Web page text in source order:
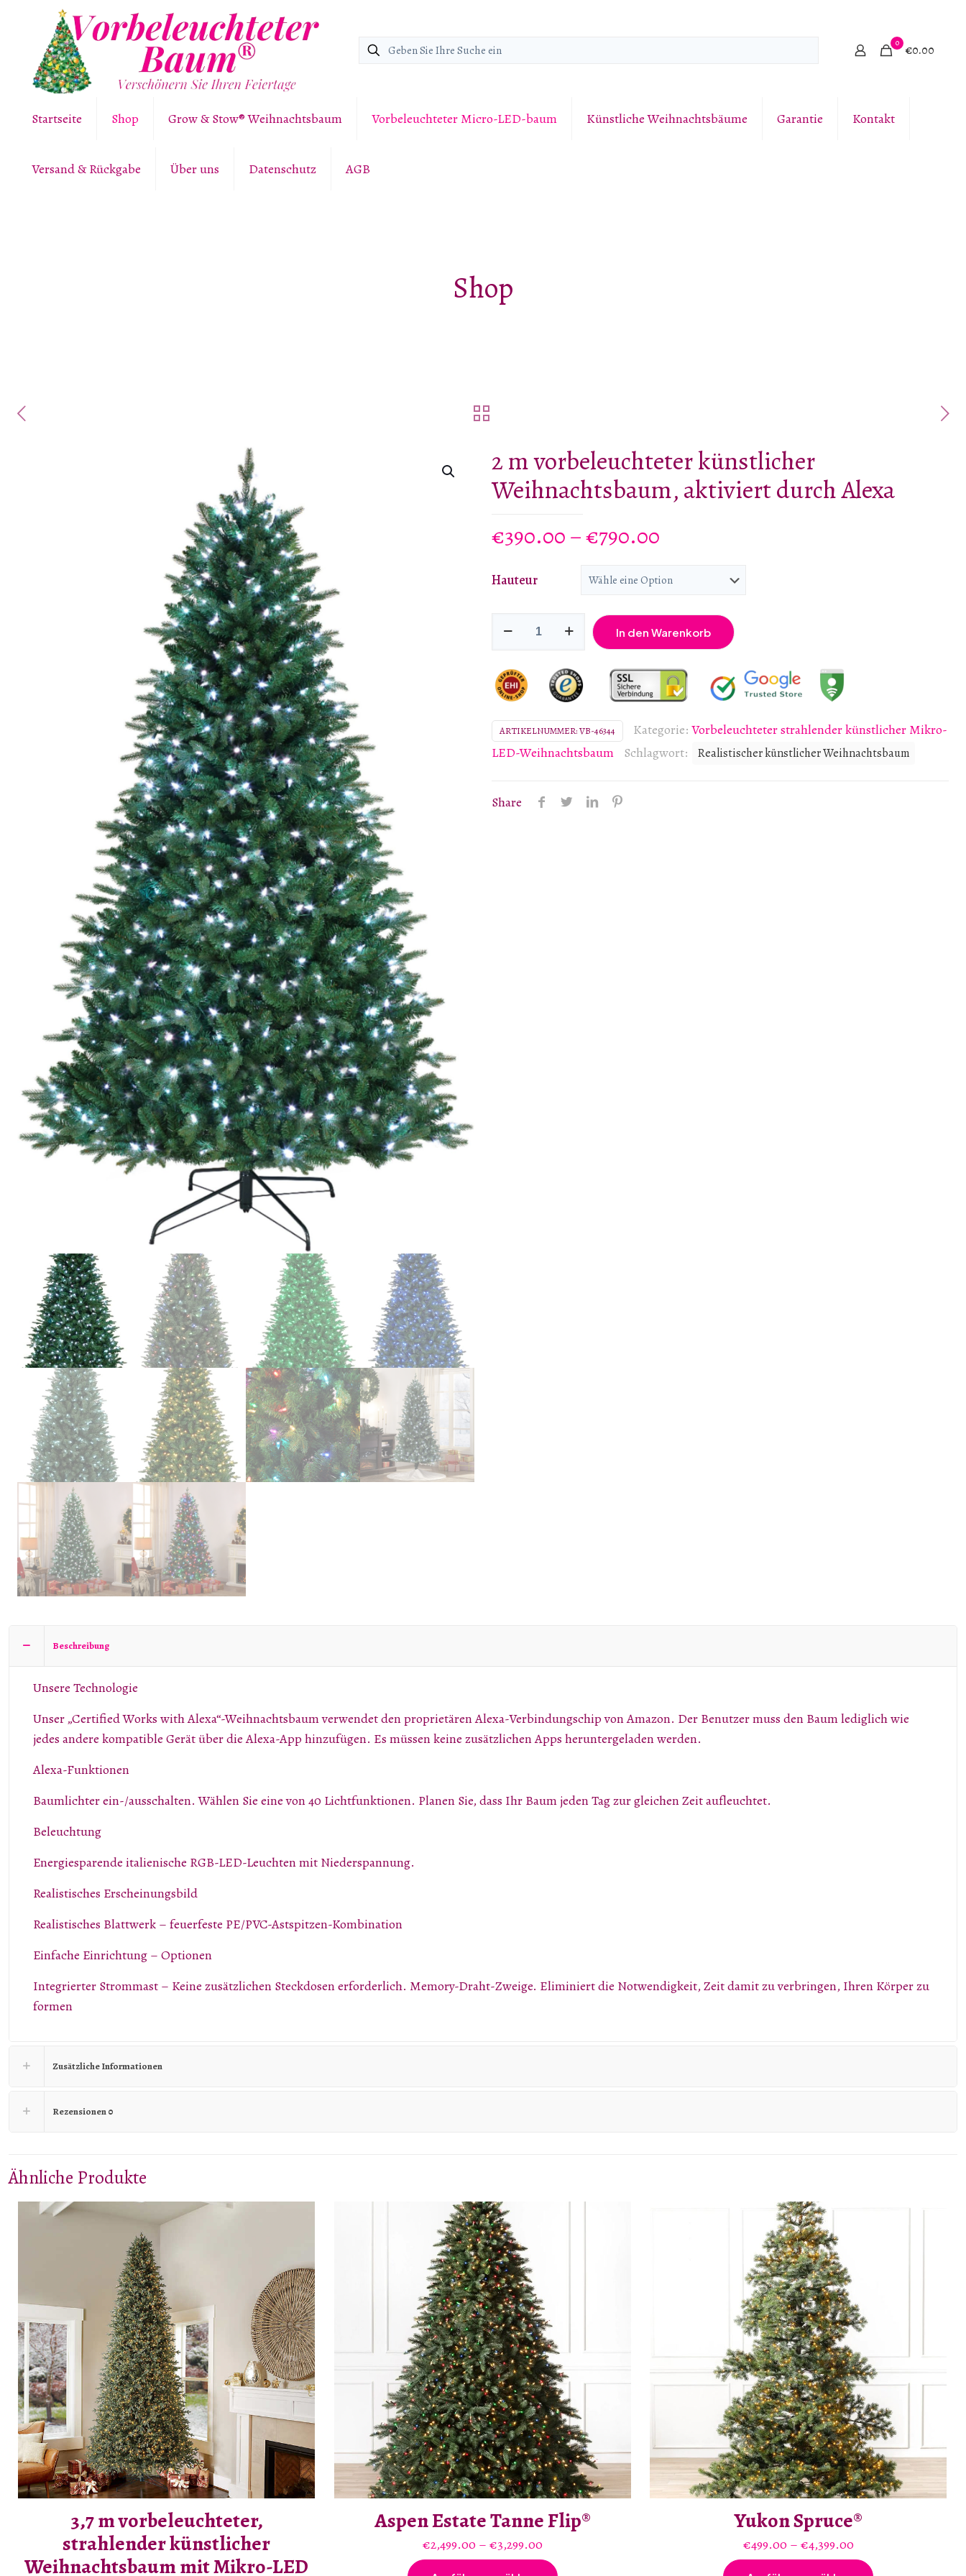
0 €0.00
Startseite Shop Grow & Stow® Weihnachtsbaum Vorbeleuchteter Micro-LED-baum Künstliche Weihnachtsbäume Garantie Kontakt
Versand & Rückgabe Über uns Datenschutz AGB
Shop
2 m vorbeleuchteter künstlicher
Weihnachtsbaum, aktiviert durch Alexa
€390.00 –€790.00
bis
Hauteur
künstlicher
Weihnachtsbaum,
aktiviert
durch
Alexa
In den Warenkorb
ARTIKELNUMMER:VB-46344 Kategorie: Vorbeleuchteter strahlender künstlicher Mikro-
LED-Weihnachtsbaum
Schlagwort: Realistischer künstlicher Weihnachtsbaum
Share
Beschreibung
Unsere Technologie
Unser „Certified Works with Alexa“-Weihnachtsbaum verwendet den proprietären Alexa-Verbindungschip von Amazon. Der Benutzer muss den Baum lediglich wie
jedes andere kompatible Gerät über die Alexa-App hinzufügen. Es müssen keine zusätzlichen Apps heruntergeladen werden.
Alexa-Funktionen
Baumlichter ein-/ausschalten. Wählen Sie eine von 40 Lichtfunktionen. Planen Sie, dass Ihr Baum jeden Tag zur gleichen Zeit aufleuchtet.
Beleuchtung
Energiesparende italienische RGB-LED-Leuchten mit Niederspannung.
Realistisches Erscheinungsbild
Realistisches Blattwerk – feuerfeste PE/PVC-Astspitzen-Kombination
Einfache Einrichtung – Optionen
Integrierter Strommast – Keine zusätzlichen Steckdosen erforderlich. Memory-Draht-Zweige. Eliminiert die Notwendigkeit, Zeit damit zu verbringen, Ihren Körper zu
formen
Zusätzliche Informationen
Rezensionen0
Ähnliche Produkte
3,7 m vorbeleuchteter,
strahlender künstlicher
Weihnachtsbaum mit Mikro-LED
Aspen Estate Tanne Flip®
€2,499.00 – €3,299.00Preisspanne:
€2,499.00
Yukon Spruce®
€499.00 – €4,399.00Preisspanne:
€499.00